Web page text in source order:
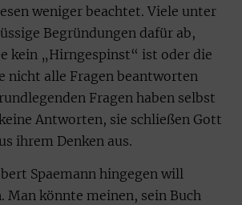
weniger beachtet. Viele unter
Begründungen dafür ab,
kein „Hirngespinst“ ist oder die
nicht alle Fragen beantworten
Fragen haben selbst
Antworten, sie schließen Gott
ihrem Denken aus.
Spaemann hingegen will
Man könnte meinen, sein Buch